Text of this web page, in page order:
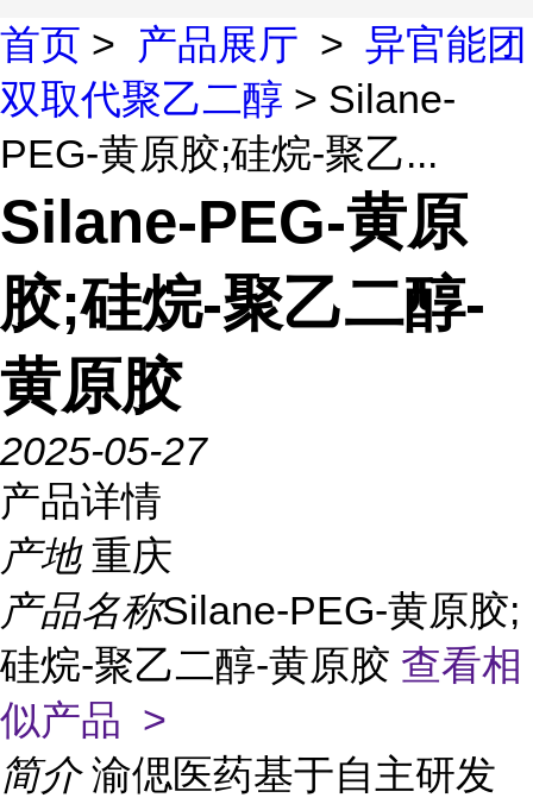
首页 > 产品展厅 > 异官能团
双取代聚乙二醇 > Silane-
PEG-黄原胶;硅烷-聚乙...
Silane-PEG-黄原
胶;硅烷-聚乙二醇-
黄原胶
2025-05-27
产品详情
产地 重庆
产品名称Silane-PEG-黄原胶;
硅烷-聚乙二醇-黄原胶 查看相
似产品 >
简介 渝偲医药基于自主研发